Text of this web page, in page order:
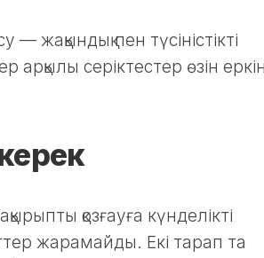
жақындық пен түсіністікті
серіктестер өзін еркін
қозғауға күнделікті
жарамайды. Екі тарап та